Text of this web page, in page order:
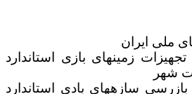
ملی ایران
زمین­های بازی استاندارد
استاندارد 8987، بازرسی سازه­های بادی استاندارد